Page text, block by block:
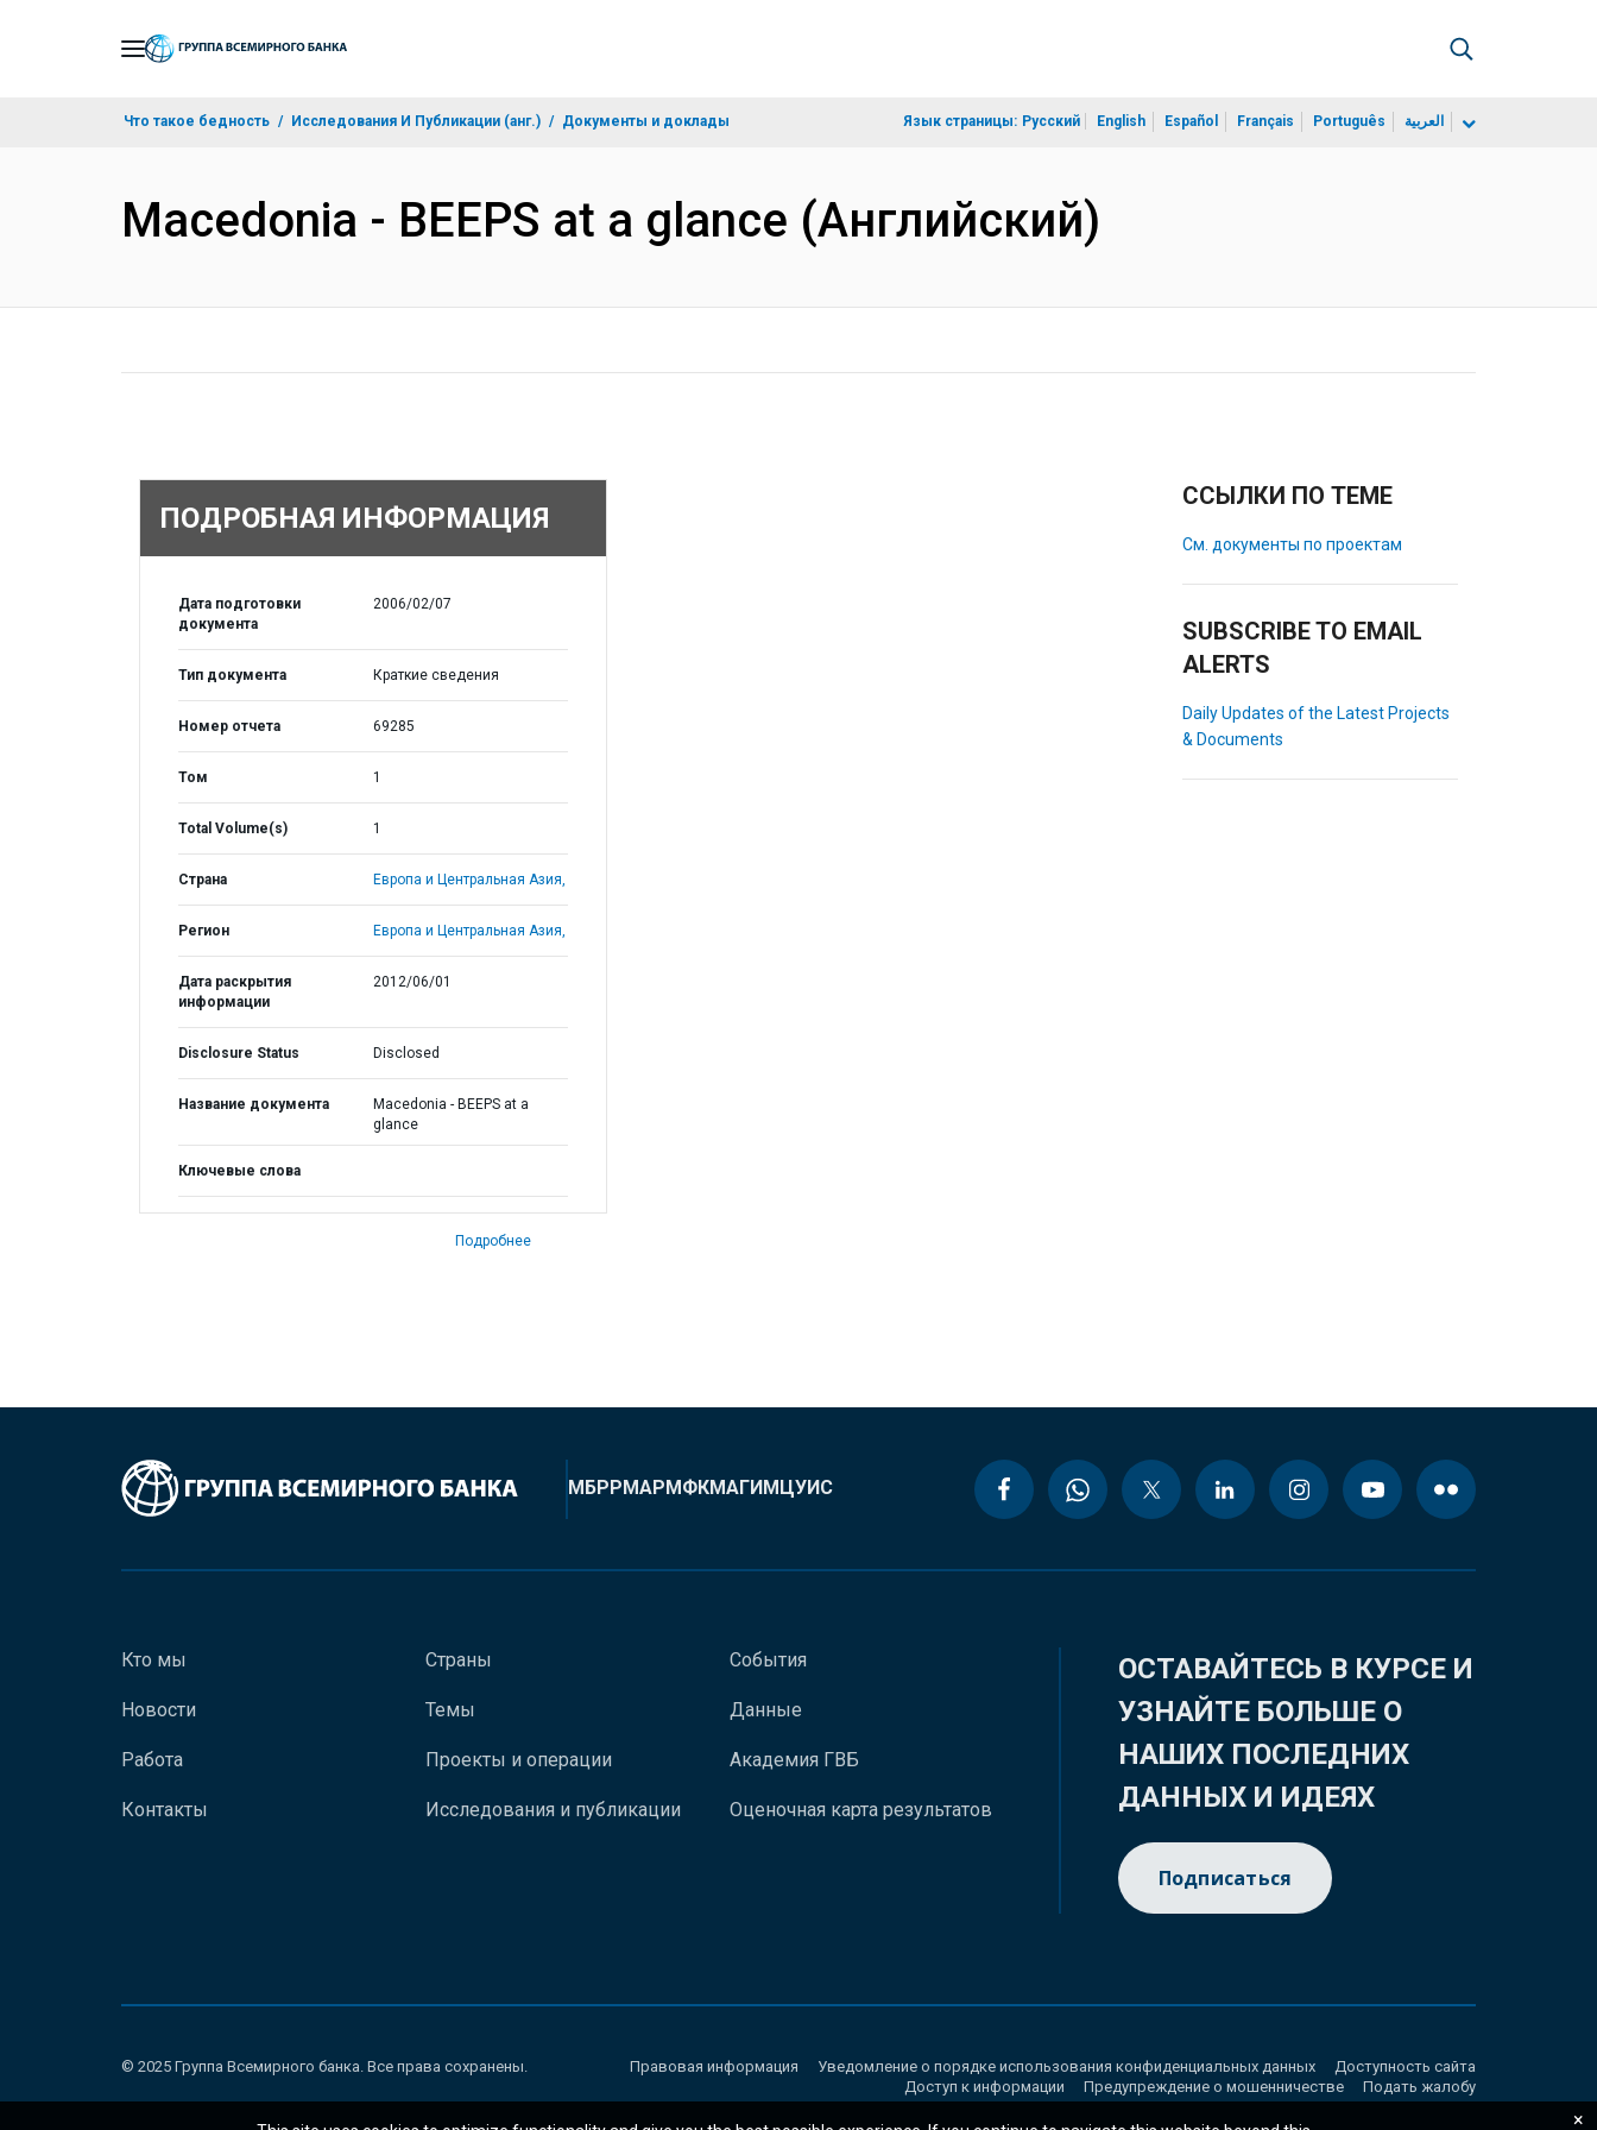
Что такое бедность Исследования И Публикации (анг.) Документы и доклады Язык страницы: Русский English Español Français Português العربية
Macedonia - BEEPS at a glance (Английский)
ПОДРОБНАЯ ИНФОРМАЦИЯ
Дата подготовки
документа
2006/02/07
Тип документа Краткие сведения
Номер отчета 69285
Том 1
Total Volume(s) 1
Страна Европа и Центральная Азия,
Регион Европа и Центральная Азия,
Дата раскрытия
информации
2012/06/01
Disclosure Status Disclosed
Название документа
Macedonia - BEEPS at a
glance
Ключевые слова
Подробнее
ССЫЛКИ ПО ТЕМЕ
См. документы по проектам
SUBSCRIBE TO EMAIL
ALERTS
Daily Updates of the Latest Projects
& Documents
МБРРМАРМФКМАГИМЦУИС
Кто мы
Новости
Работа
Контакты
Страны
Темы
Проекты и операции
Исследования и публикации
События
Данные
Академия ГВБ
Оценочная карта результатов
ОСТАВАЙТЕСЬ В КУРСЕ И
УЗНАЙТЕ БОЛЬШЕ О
НАШИХ ПОСЛЕДНИХ
ДАННЫХ И ИДЕЯХ
Подписаться
© 2025 Группа Всемирного банка. Все права сохранены. Правовая информация Уведомление о порядке использования конфиденциальных данных
Доступность сайта
Доступ к информации
Предупреждение о мошенничестве Подать жалобу
×